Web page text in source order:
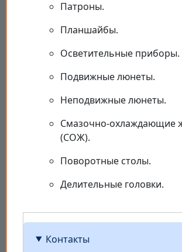
Патроны.
Планшайбы.
Осветительные приборы.
Подвижные люнеты.
Неподвижные люнеты.
Смазочно-охлаждающие
(СОЖ).
Поворотные столы.
Делительные головки.
Контакты